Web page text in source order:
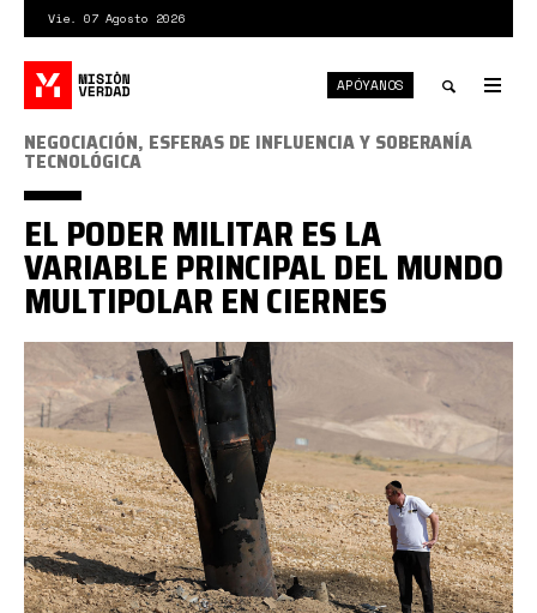
contenido
principal
Vie. 07 Agosto 2026
Toggle
APÓYANOS
misil
iraní
en
Israel
NEGOCIACIÓN, ESFERAS DE INFLUENCIA Y SOBERANÍA
TECNOLÓGICA
EL PODER MILITAR ES LA
VARIABLE PRINCIPAL DEL MUNDO
MULTIPOLAR EN CIERNES